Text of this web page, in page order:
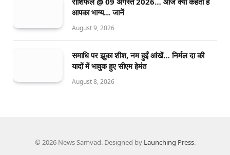
आपका भाग्य… जानें
August 9, 2026
समाधि पर झुका शीश, नम हुईं आंखें… निर्मल दा की
यादों में भावुक हुए सीएम हेमंत
August 8, 2026
© 2026 News Samvad. Designed by Launching Press.